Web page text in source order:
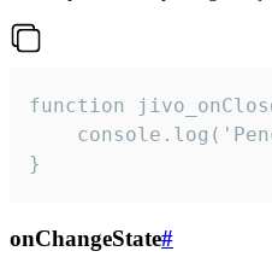
function
}
onChangeState#